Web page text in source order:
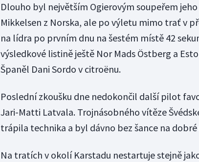
Dlouho byl největším Ogierovým soupeřem
Mikkelsen z Norska, ale po výletu mimo trať v
na lídra po prvním dnu na šestém místě 42
výsledkové listině ještě Nor Mads Östberg a
Španěl Dani Sordo v citroënu.
Poslední zkoušku dne nedokončil další pilot
Jari-Matti Latvala. Trojnásobného vítěze
trápila technika a byl dávno bez šance na
Na tratích v okolí Karstadu nestartuje stejně